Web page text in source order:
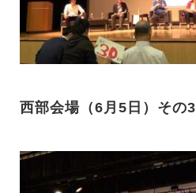
西部会場（6月5日）その3